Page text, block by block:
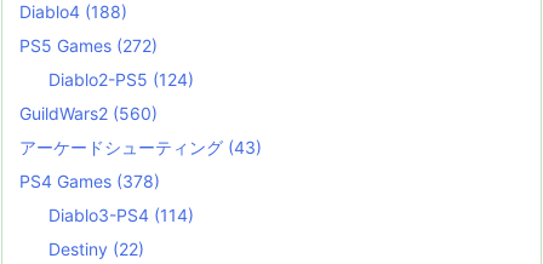
Diablo4 (188)
PS5 Games (272)
Diablo2-PS5 (124)
GuildWars2 (560)
アーケードシューティング (43)
PS4 Games (378)
Diablo3-PS4 (114)
Destiny (22)